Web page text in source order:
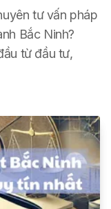
tư vấn pháp
Bắc Ninh?
từ đầu tư,